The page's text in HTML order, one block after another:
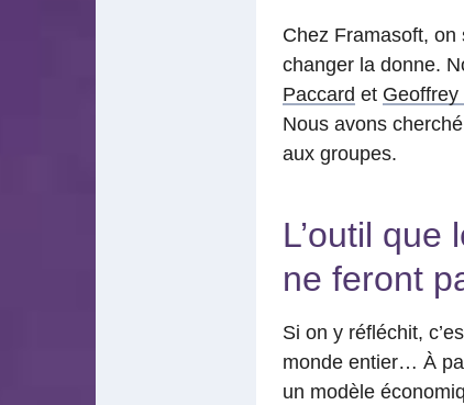
Chez Framasoft, on
changer la donne.
Paccard et Geoffrey
Nous avons
aux groupes.
L’outil
ne feront
Si on y réfléchit,
monde entier… À
un modèle